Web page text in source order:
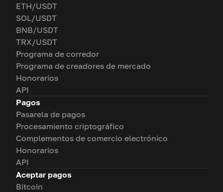
ETH/USDT
SOL/USDT
BNB/USDT
TRX/USDT
Programa de corredor
Programa de creadores de mercado
Honorarios
API
Pagos
Pasarela de pagos
Procesamiento criptográfico
Complementos de comercio electrónico
Honorarios
API
Aceptar pagos
Bitcoin